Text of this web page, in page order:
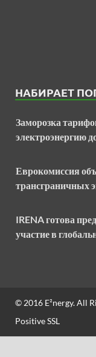
НАБИРАЕТ
Заморозка
электроэнергию
Еврокомиссия
трансграничных
IRENA готова
участие в
© 2016 E²nergy. All
Positive SSL